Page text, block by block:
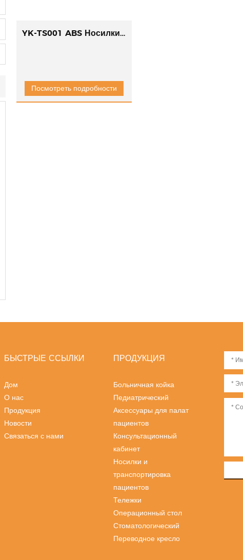
YK-TS001 ABS Носилки для переноса суставов
Посмотреть подробности
БЫСТРЫЕ ССЫЛКИ
Дом
О нас
Продукция
Новости
Связаться с нами
ПРОДУКЦИЯ
Больничная койка
Педиатрический
Аксессуары для палат
пациентов
Консультационный
кабинет
Носилки и
транспортировка
пациентов
Тележки
Операционный стол
Стоматологический
Переводное кресло